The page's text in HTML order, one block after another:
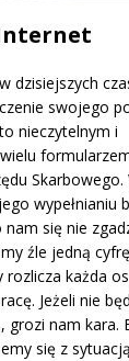
Internet
dzisiejszych
swojego
nieczytelnym i
Skarbowego.
wypełnianiu
się nie
źle jedną
każda
Jeżeli nie
grozi nam kara.
się z